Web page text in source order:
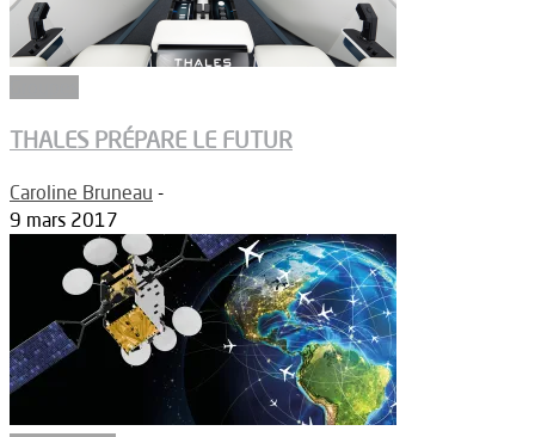
THALES PRÉPARE LE FUTUR
Caroline Bruneau -
9 mars 2017